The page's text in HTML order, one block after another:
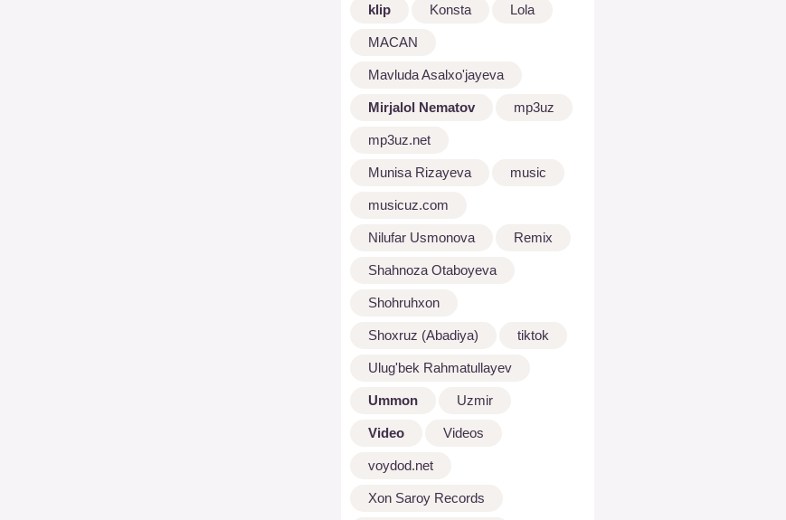
klip Konsta Lola
MACAN
Mavluda Asalxo'jayeva
Mirjalol Nematov mp3uz
mp3uz.net
Munisa Rizayeva music
musicuz.com
Nilufar Usmonova Remix
Shahnoza Otaboyeva
Shohruhxon
Shoxruz (Abadiya) tiktok
Ulug'bek Rahmatullayev
Ummon Uzmir
Video Videos
voydod.net
Xon Saroy Records